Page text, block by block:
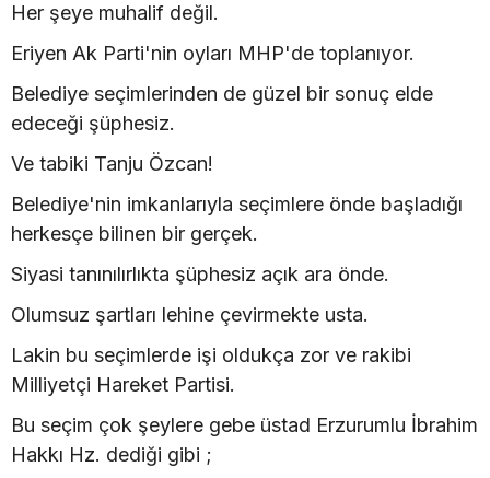
Her şeye muhalif değil.
Eriyen Ak Parti'nin oyları MHP'de toplanıyor.
Belediye seçimlerinden de güzel bir sonuç elde
edeceği şüphesiz.
Ve tabiki Tanju Özcan!
Belediye'nin imkanlarıyla seçimlere önde başladığı
herkesçe bilinen bir gerçek.
Siyasi tanınılırlıkta şüphesiz açık ara önde.
Olumsuz şartları lehine çevirmekte usta.
Lakin bu seçimlerde işi oldukça zor ve rakibi
Milliyetçi Hareket Partisi.
Bu seçim çok şeylere gebe üstad Erzurumlu İbrahim
Hakkı Hz. dediği gibi ;